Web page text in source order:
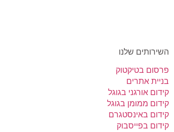
השירותים שלנו
פרסום בטיקטוק
בניית אתרים
קידום אורגני בגוגל
קידום ממומן בגוגל
קידום באינסטגרם
קידום בפייסבוק